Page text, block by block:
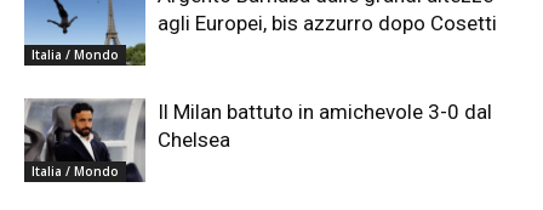
Italia / Mondo
agli Europei, bis azzurro dopo Cosetti
Italia / Mondo
Il Milan battuto in amichevole 3-0 dal
Chelsea